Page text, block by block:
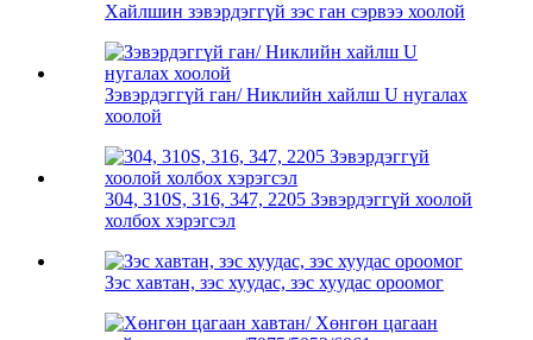
Хайлшин зэвэрдэггүй зэс ган сэрвээ хоолой
Зэвэрдэггүй ган/ Никлийн хайлш U нугалах
хоолой
304, 310S, 316, 347, 2205 Зэвэрдэггүй хоолой
холбох хэрэгсэл
Зэс хавтан, зэс хуудас, зэс хуудас ороомог